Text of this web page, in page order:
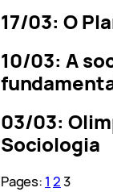
17/03: O
10/03: A
03/03:
Sociologia
Pages: 1 23